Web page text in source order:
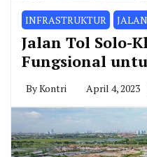
INFRASTRUKTUR JALAN
Jalan Tol Solo-
Fungsional
ByKontri April 4, 2023